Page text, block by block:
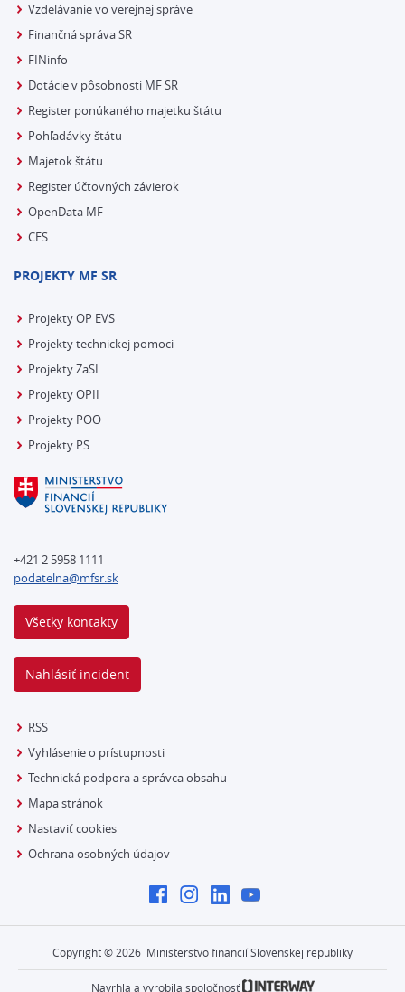
Vzdelávanie vo verejnej správe
Finančná správa SR
FINinfo
Dotácie v pôsobnosti MF SR
Register ponúkaného majetku štátu
Pohľadávky štátu
Majetok štátu
Register účtovných závierok
OpenData MF
CES
PROJEKTY MF SR
Projekty OP EVS
Projekty technickej pomoci
Projekty ZaSI
Projekty OPII
Projekty POO
Projekty PS
+421 2 5958 1111
podatelna@mfsr.sk
Všetky kontakty
Nahlásiť incident
RSS
Vyhlásenie o prístupnosti
Technická podpora a správca obsahu
Mapa stránok
Nastaviť cookies
Ochrana osobných údajov
Copyright © 2026 Ministerstvo financií Slovenskej republiky
Navrhla a vyrobila spoločnosť